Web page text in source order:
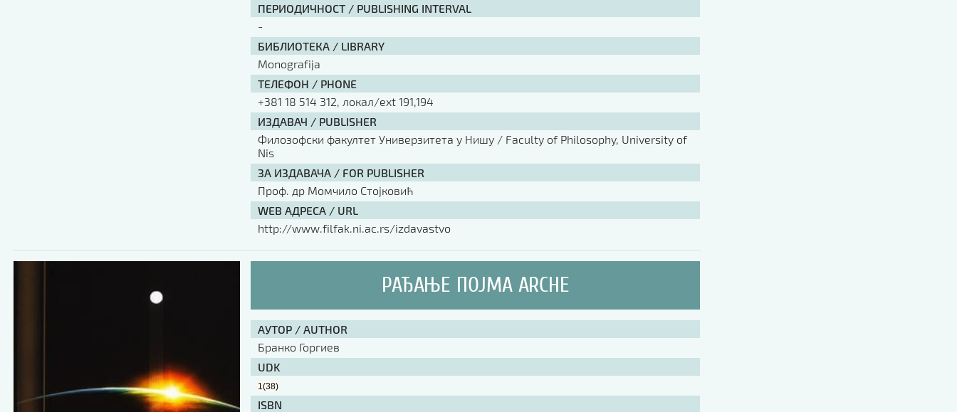
ПЕРИОДИЧНОСТ / PUBLISHING INTERVAL
-
БИБЛИОТЕКА / LIBRARY
Monografija
ТЕЛЕФОН / PHONE
+381 18 514 312, локал/ext 191,194
ИЗДАВАЧ / PUBLISHER
Филозофски факултет Универзитета у Нишу / Faculty of Philosophy, University of
Nis
ЗА ИЗДАВАЧА / FOR PUBLISHER
Проф. др Момчило Стојковић
WEB АДРЕСА / URL
http://www.filfak.ni.ac.rs/izdavastvo
РАЂАЊЕ ПОЈМА ARCHE
АУТОР / AUTHOR
Бранко Горгиев
UDK
1(38)
ISBN